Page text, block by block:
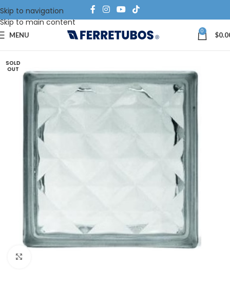
Skip to navigation
Skip to main content
MENU 0 $
SOLD
OUT